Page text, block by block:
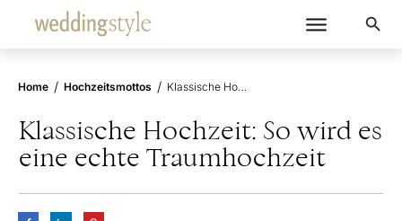
Home / Hochzeitsmottos / Klassische Hochzeit: So wird es eine echte Traumhochzeit
Klassische Hochzeit: So wird es
eine echte Traumhochzeit